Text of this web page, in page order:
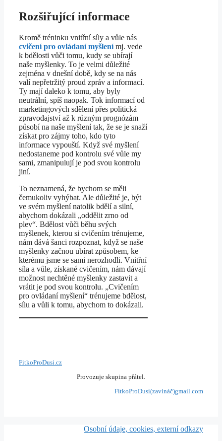
Rozšiřující informace
Kromě tréninku vnitřní síly a vůle nás
cvičení pro ovládaní myšlení mj. vede
k bdělosti vůči tomu, kudy se ubírají
naše myšlenky. To je velmi důležité
zejména v dnešní době, kdy se na nás
valí nepřetržitý proud zpráv a informací.
Ty mají daleko k tomu, aby byly
neutrální, spíš naopak. Tok informací od
marketingových sdělení přes politická
zpravodajství až k různým prognózám
působí na naše myšlení tak, že se je snaží
získat pro zájmy toho, kdo tyto
informace vypouští. Když své myšlení
nedostaneme pod kontrolu své vůle my
sami, zmanipulují je pod svou kontrolu
jiní.
To neznamená, že bychom se měli
čemukoliv vyhýbat. Ale důležité je, být
ve svém myšlení natolik bdělí a silní,
abychom dokázali „oddělit zrno od
plev“. Bdělost vůči běhu svých
myšlenek, kterou si cvičením trénujeme,
nám dává šanci rozpoznat, když se naše
myšlenky začnou ubírat způsobem, ke
kterému jsme se sami nerozhodli. Vnitřní
síla a vůle, získané cvičením, nám dávají
možnost nechtěné myšlenky zastavit a
vrátit je pod svou kontrolu. „Cvičením
pro ovládaní myšlení“ trénujeme bdělost,
sílu a vůli k tomu, abychom to dokázali.
FitkoProDusi.cz
Provozuje skupina přátel.
FitkoProDusi(zavináč)gmail.com
Osobní údaje, cookies, externí odkazy